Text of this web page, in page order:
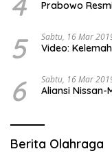
Prabowo
5 Sabtu, 16 Mar
Video:
6 Sabtu, 16 Mar
Aliansi Nissan-
Berita Olahraga